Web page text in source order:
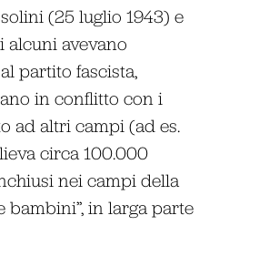
(25 luglio 1943) e
alcuni avevano
partito fascista,
in conflitto con i
ad altri campi (ad es.
circa 100.000
nei campi della
bambini”, in larga parte